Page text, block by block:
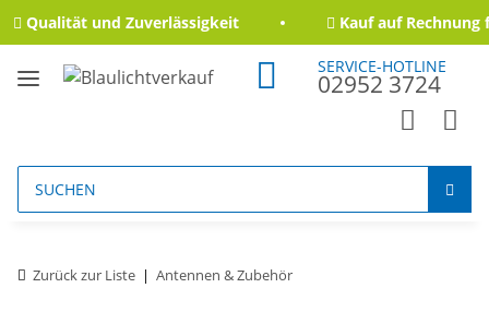
Qualität und Zuverlässigkeit Kauf auf Rechnung
SERVICE-HOTLINE
02952 3724
Zurück zur Liste Antennen & Zubehör